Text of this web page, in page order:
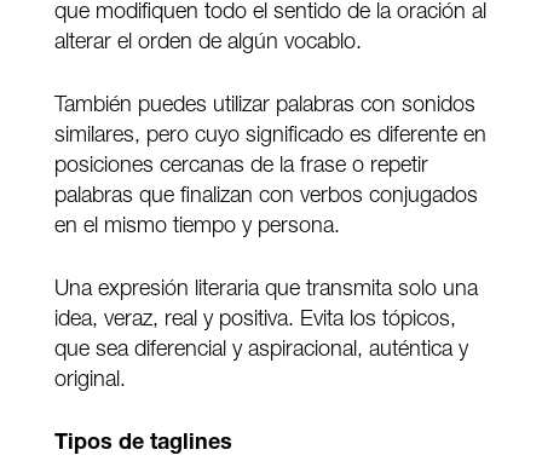
que modifiquen todo el sentido de la oración al
alterar el orden de algún vocablo.
También puedes utilizar palabras con sonidos
similares, pero cuyo significado es diferente en
posiciones cercanas de la frase o repetir
palabras que finalizan con verbos conjugados
en el mismo tiempo y persona.
Una expresión literaria que transmita solo una
idea, veraz, real y positiva. Evita los tópicos,
que sea diferencial y aspiracional, auténtica y
original.
Tipos de taglines